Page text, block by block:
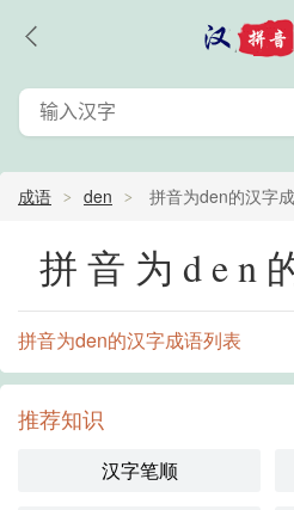
成语 den 拼音为den的汉字
拼音为den
拼音为den的汉字成语列表
推荐知识
汉字笔顺